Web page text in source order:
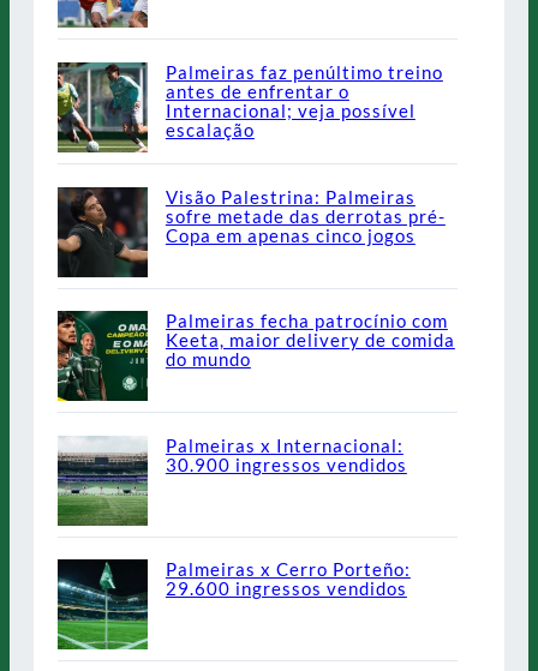
Palmeiras faz penúltimo treino
antes de enfrentar o
Internacional; veja possível
escalação
Visão Palestrina: Palmeiras
sofre metade das derrotas pré-
Copa em apenas cinco jogos
Palmeiras fecha patrocínio com
Keeta, maior delivery de comida
do mundo
Palmeiras x Internacional:
30.900 ingressos vendidos
Palmeiras x Cerro Porteño:
29.600 ingressos vendidos